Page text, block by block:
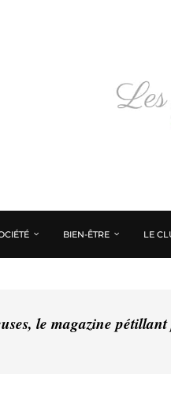
BIEN-ÊTRE LE
le magazine